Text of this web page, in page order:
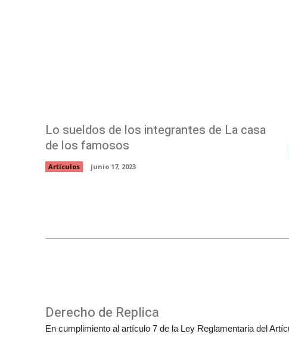
Lo sueldos de los integrantes de La casa
de los famosos
Artículos junio 17, 2023
Derecho de Replica
En cumplimiento al artículo 7 de la Ley Reglamentaria del